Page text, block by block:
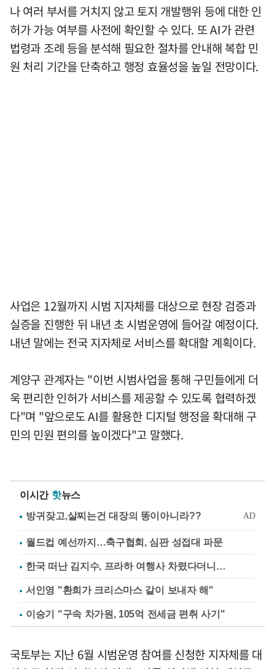
나 여러 부서를 거치지 않고 토지 개발행위 등에 대한 인
허가 가능 여부를 사전에 확인할 수 있다. 또 AI가 관련
법령과 조례 등을 분석해 필요한 절차를 안내해 복합 민
원 처리 기간을 단축하고 행정 효율성을 높일 전망이다.
사업은 12월까지 시범 지자체를 대상으로 현장 검증과
실증을 진행한 뒤 내년 초 시범운영에 들어갈 예정이다.
내년 말에는 전국 지자체로 서비스를 확대할 계획이다.
계양구 관계자는 "이번 시범사업을 통해 구민들에게 더
욱 편리한 인허가 서비스를 제공할 수 있도록 협력하겠
다"며 "앞으로도 AI를 활용한 디지털 행정을 확대해 구
민의 민원 편의를 높이겠다"고 말했다.
이시간 핫뉴스
월드컵 예선까지…축구협회, 심판 성접대 파문
한국 떠난 김지수, 프라하 여행사 차렸다더니…
서인영 "환희가 크리스마스 같이 보내자 해"
이승기 "구속 차가원, 105억 전세금 편취 사기"
국토부는 지난 6월 시범운영 참여를 신청한 지자체를 대